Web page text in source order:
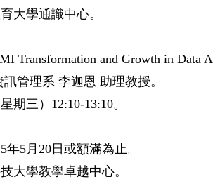
大學通識中心。
Transformation and Growth in Data
訊管理系 李迦恩 助理教授。
期三） 12:10-13:10。
年5月20 日或額滿為止。
大學教學卓越中心。